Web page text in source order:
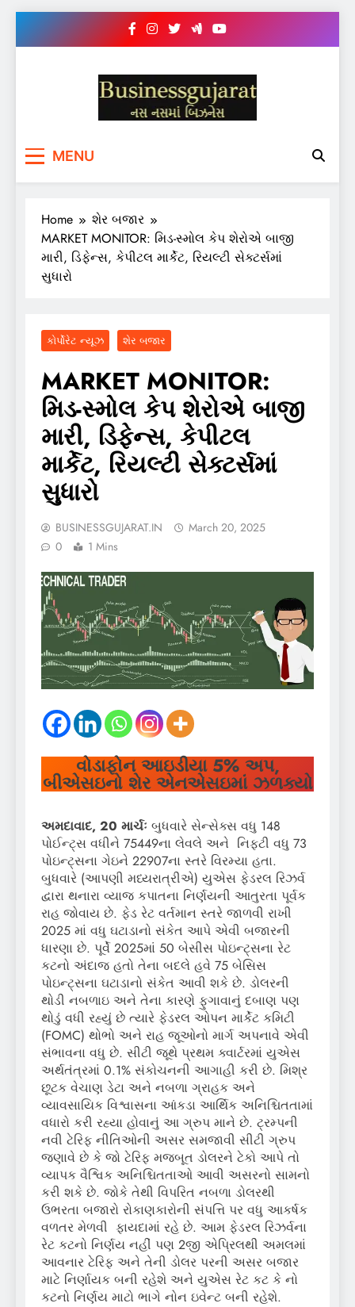
BUSINESS GUJARAT
MENU
Home
શેર બજાર
MARKET MONITOR: મિડ-સ્મોલ કેપ શેરોએ બાજી
મારી, ડિફેન્સ, કેપીટલ માર્કેટ, રિયલ્ટી સેક્ટર્સમાં
સુધારો
કોર્પોરેટ ન્યૂઝ શેર બજાર
MARKET MONITOR:
મિડ-સ્મોલ કેપ શેરોએ બાજી
મારી, ડિફેન્સ, કેપીટલ
માર્કેટ, રિયલ્ટી સેક્ટર્સમાં
સુધારો
BUSINESSGUJARAT.IN
March 20, 2025
0
1 Mins
વોડાફોન આઇડીયા 5%અપ,
બીએસઇનો શેર એનએસઇમાં ઝળક્યો
અમદાવાદ, 20 માર્ચઃ બુધવારે સેન્સેક્સ વધુ 148
પોઈન્ટ્સ વધીને 75449ના લેવલે અને નિફ્ટી વધુ 73
પોઇન્ટ્સના ગેઇને 22907ના સ્તરે વિરમ્યા હતા.
બુધવારે (આપણી મધ્યરાત્રીએ) યુએસ ફેડરલ રિઝર્વ
દ્વારા થનારા વ્યાજ કપાતના નિર્ણયની આતુરતા પૂર્વક
રાહ જોવાય છે. ફેડ રેટ વર્તમાન સ્તરે જાળવી રાખી
2025 માં વધુ ઘટાડાનો સંકેત આપે એવી બજારની
ધારણા છે. પૂર્વે 2025માં 50 બેસીસ પોઇન્ટ્સના રેટ
કટનો અંદાજ હતો તેના બદલે હવે 75 બેસિસ
પોઇન્ટ્સના ઘટાડાનો સંકેત આવી શકે છે. ડોલરની
થોડી નબળાઇ અને તેના કારણે ફુગાવાનું દબાણ પણ
થોડું વધી રહ્યું છે ત્યારે ફેડરલ ઓપન માર્કેટ કમિટી
(FOMC) થોભો અને રાહ જૂઓનો માર્ગ અપનાવે એવી
સંભાવના વધુ છે. સીટી જૂથે પ્રથમ ક્વાર્ટરમાં યુએસ
અર્થતંત્રમાં 0.1% સંકોચનની આગાહી કરી છે. મિશ્ર
છૂટક વેચાણ ડેટા અને નબળા ગ્રાહક અને
વ્યાવસાયિક વિશ્વાસના આંકડા આર્થિક અનિશ્ચિતતામાં
વધારો કરી રહ્યા હોવાનું આ ગ્રુપ માને છે. ટ્રમ્પની
નવી ટેરિફ નીતિઓની અસર સમજાવી સીટી ગ્રુપ
જણાવે છે કે જો ટેરિફ મજબૂત ડોલરને ટેકો આપે તો
વ્યાપક વૈશ્વિક અનિશ્ચિતતાઓ આવી અસરનો સામનો
કરી શકે છે. જોકે તેથી વિપરિત નબળા ડોલરથી
ઉભરતા બજારો રોકાણકારોની સંપત્તિ પર વધુ આકર્ષક
વળતર મેળવી ફાયદામાં રહે છે. આમ ફેડરલ રિઝર્વના
રેટ કટનો નિર્ણય નહીં પણ 2જી એપ્રિલથી અમલમાં
આવનાર ટેરિફ અને તેની ડોલર પરની અસર બજાર
માટે નિર્ણાયક બની રહેશે અને યુએસ રેટ કટ કે નો
કટનો નિર્ણય માટો ભાગે નોન ઇવેન્ટ બની રહેશે.